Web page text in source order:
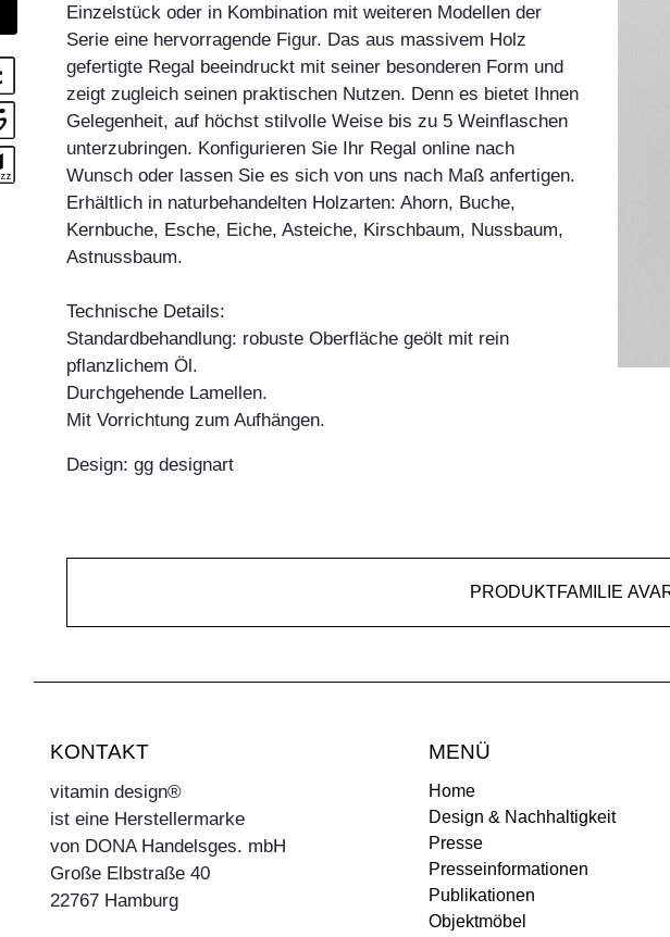
Einzelstück oder in Kombination mit weiteren Modellen der
Serie eine hervorragende Figur. Das aus massivem Holz
gefertigte Regal beeindruckt mit seiner besonderen Form und
zeigt zugleich seinen praktischen Nutzen. Denn es bietet Ihnen
Gelegenheit, auf höchst stilvolle Weise bis zu 5 Weinflaschen
unterzubringen. Konfigurieren Sie Ihr Regal online nach
Wunsch oder lassen Sie es sich von uns nach Maß anfertigen.
Erhältlich in naturbehandelten Holzarten: Ahorn, Buche,
Kernbuche, Esche, Eiche, Asteiche, Kirschbaum, Nussbaum,
Astnussbaum.
Technische Details:
Standardbehandlung: robuste Oberfläche geölt mit rein
pflanzlichem Öl.
Durchgehende Lamellen.
Mit Vorrichtung zum Aufhängen.
Design: gg designart
PRODUKTFAMILIE
KONTAKT
vitamin design®
ist eine Herstellermarke
von DONA Handelsges. mbH
Große Elbstraße 40
22767 Hamburg
MENÜ
Home
Design & Nachhaltigkeit
Presse
Presseinformationen
Publikationen
Objektmöbel